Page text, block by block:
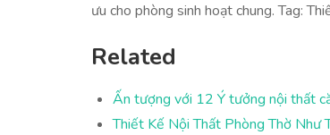
ưu cho phòng sinh hoạt chung. Tag:
Related
Ấn tượng với 12 Ý tưởng nội thất
Thiết Kế Nội Thất Phòng Thờ Như